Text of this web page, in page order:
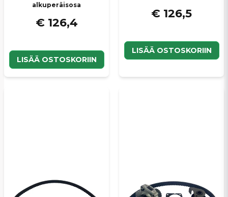
alkuperäisosa
€ 126,4
LISÄÄ OSTOSKORIIN
€ 126,5
LISÄÄ OSTOSKORIIN